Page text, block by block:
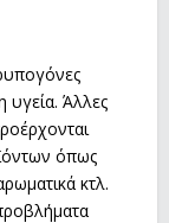
υγεία. Άλλες
όπως
κτλ.